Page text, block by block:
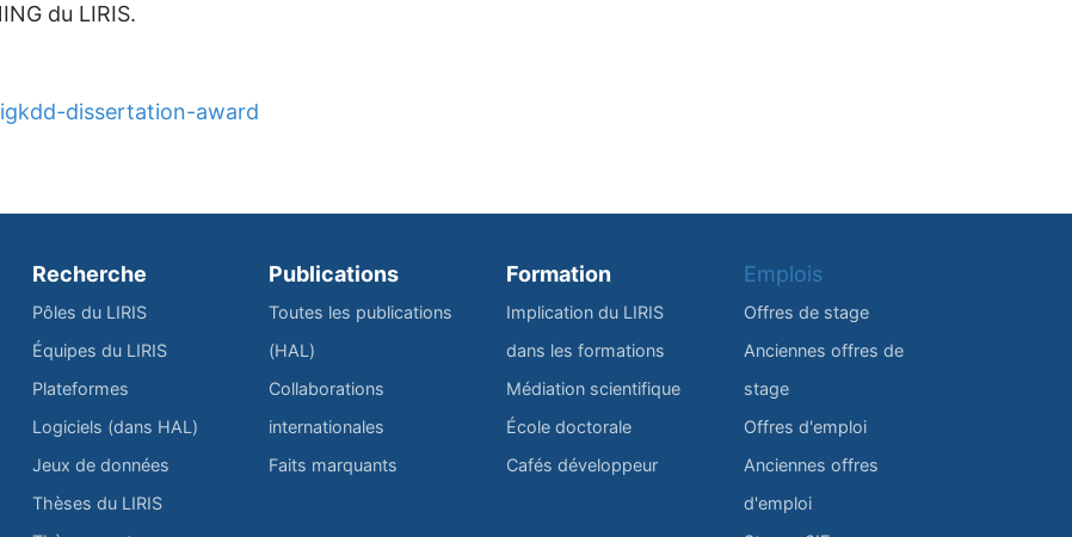
du LIRIS.
dissertation-award
Recherche
Pôles du LIRIS
Équipes du LIRIS
Plateformes
Logiciels (dans HAL)
Jeux de données
Thèses du LIRIS
Publications
Toutes les publications
(HAL)
Collaborations
internationales
Faits marquants
Formation
Implication du LIRIS
dans les formations
Médiation scientifique
École doctorale
Cafés développeur
Emplois
Offres de stage
Anciennes offres de
stage
Offres d'emploi
Anciennes offres
d'emploi